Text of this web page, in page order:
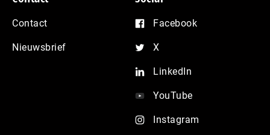
Contact
Nieuwsbrief
Facebook
X
LinkedIn
YouTube
Instagram